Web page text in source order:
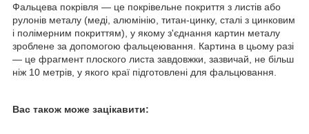
Фальцева покрівля — це покрівельне покриття з листів або
рулонів металу (меді, алюмінію, титан-цинку, сталі з цинковим
і полімерним покриттям), у якому з'єднання картин металу
зроблене за допомогою фальцеювання. Картина в цьому разі
— це фрагмент плоского листа завдовжки, зазвичай, не більш
ніж 10 метрів, у якого краї підготовлені для фальцювання.
Вас також може зацікавити: